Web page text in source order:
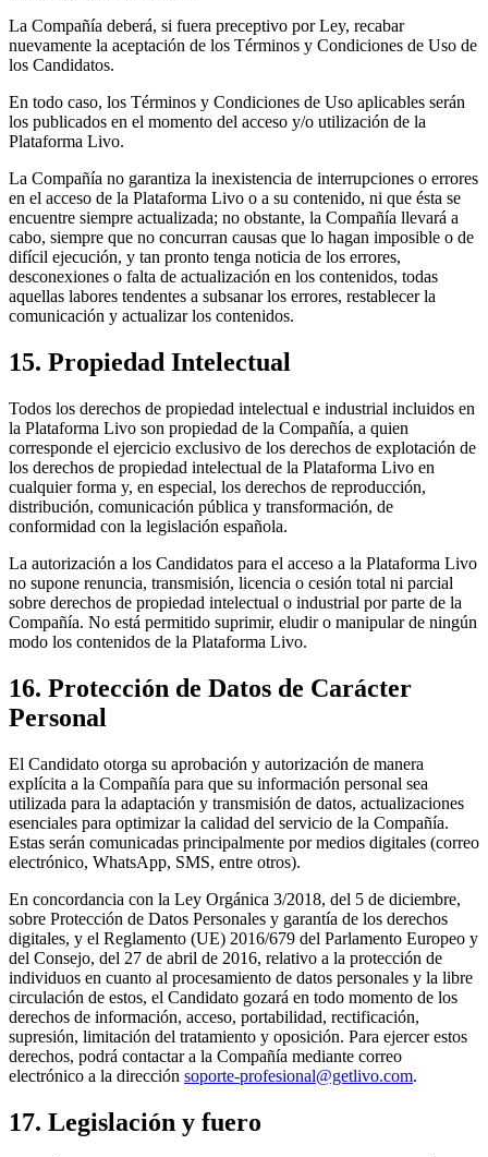
La Compañía deberá, si fuera preceptivo por Ley, recabar
nuevamente la aceptación de los Términos y Condiciones de Uso de
los Candidatos.
En todo caso, los Términos y Condiciones de Uso aplicables serán
los publicados en el momento del acceso y/o utilización de la
Plataforma Livo.
La Compañía no garantiza la inexistencia de interrupciones o errores
en el acceso de la Plataforma Livo o a su contenido, ni que ésta se
encuentre siempre actualizada; no obstante, la Compañía llevará a
cabo, siempre que no concurran causas que lo hagan imposible o de
difícil ejecución, y tan pronto tenga noticia de los errores,
desconexiones o falta de actualización en los contenidos, todas
aquellas labores tendentes a subsanar los errores, restablecer la
comunicación y actualizar los contenidos.
15. Propiedad Intelectual
Todos los derechos de propiedad intelectual e industrial incluidos en
la Plataforma Livo son propiedad de la Compañía, a quien
corresponde el ejercicio exclusivo de los derechos de explotación de
los derechos de propiedad intelectual de la Plataforma Livo en
cualquier forma y, en especial, los derechos de reproducción,
distribución, comunicación pública y transformación, de
conformidad con la legislación española.
La autorización a los Candidatos para el acceso a la Plataforma Livo
no supone renuncia, transmisión, licencia o cesión total ni parcial
sobre derechos de propiedad intelectual o industrial por parte de la
Compañía. No está permitido suprimir, eludir o manipular de ningún
modo los contenidos de la Plataforma Livo.
16. Protección de Datos de Carácter
Personal
El Candidato otorga su aprobación y autorización de manera
explícita a la Compañía para que su información personal sea
utilizada para la adaptación y transmisión de datos, actualizaciones
esenciales para optimizar la calidad del servicio de la Compañía.
Estas serán comunicadas principalmente por medios digitales (correo
electrónico, WhatsApp, SMS, entre otros).
En concordancia con la Ley Orgánica 3/2018, del 5 de diciembre,
sobre Protección de Datos Personales y garantía de los derechos
digitales, y el Reglamento (UE) 2016/679 del Parlamento Europeo y
del Consejo, del 27 de abril de 2016, relativo a la protección de
individuos en cuanto al procesamiento de datos personales y la libre
circulación de estos, el Candidato gozará en todo momento de los
derechos de información, acceso, portabilidad, rectificación,
supresión, limitación del tratamiento y oposición. Para ejercer estos
derechos, podrá contactar a la Compañía mediante correo
electrónico a la dirección soporte-profesional@getlivo.com.
17. Legislación y fuero